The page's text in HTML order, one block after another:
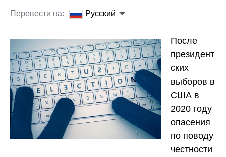
Перевести на: Русский
После
президент
ских
выборов в
США в
2020 году
опасения
по поводу
честности